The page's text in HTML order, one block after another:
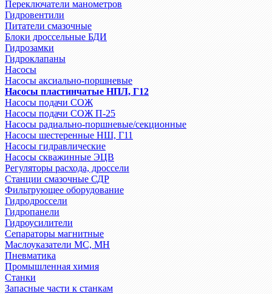
Переключатели манометров
Гидровентили
Питатели смазочные
Блоки дроссельные БДИ
Гидрозамки
Гидроклапаны
Насосы
Насосы аксиально-поршневые
Насосы пластинчатые НПЛ, Г12
Насосы подачи СОЖ
Насосы подачи СОЖ П-25
Насосы радиально-поршневые/секционные
Насосы шестеренные НШ, Г11
Насосы гидравлические
Насосы скважинные ЭЦВ
Регуляторы расхода, дроссели
Станции смазочные СДР
Фильтрующее оборудование
Гидродроссели
Гидропанели
Гидроусилители
Сепараторы магнитные
Маслоуказатели МС, МН
Пневматика
Промышленная химия
Станки
Запасные части к станкам